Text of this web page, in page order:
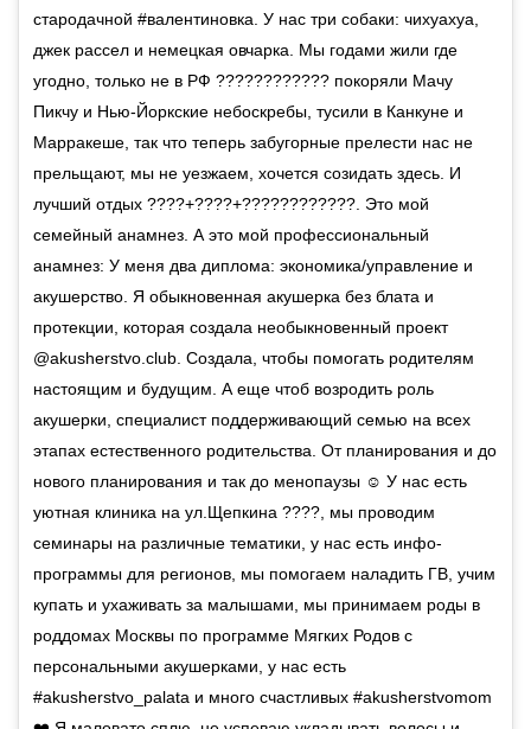
стародачной #валентиновка. У нас три собаки: чихуахуа,
джек рассел и немецкая овчарка. Мы годами жили где
угодно, только не в РФ ???????????? покоряли Мачу
Пикчу и Нью-Йоркские небоскребы, тусили в Канкуне и
Марракеше, так что теперь забугорные прелести нас не
прельщают, мы не уезжаем, хочется созидать здесь. И
лучший отдых ????+????+????????????. Это мой
семейный анамнез. А это мой профессиональный
анамнез: У меня два диплома: экономика/управление и
акушерство. Я обыкновенная акушерка без блата и
протекции, которая создала необыкновенный проект
@akusherstvo.club. Создала, чтобы помогать родителям
настоящим и будущим. А еще чтоб возродить роль
акушерки, специалист поддерживающий семью на всех
этапах естественного родительства. От планирования и до
нового планирования и так до менопаузы ☺️ У нас есть
уютная клиника на ул.Щепкина ????, мы проводим
семинары на различные тематики, у нас есть инфо-
программы для регионов, мы помогаем наладить ГВ, учим
купать и ухаживать за малышами, мы принимаем роды в
роддомах Москвы по программе Мягких Родов с
персональными акушерками, у нас есть
#akusherstvo_palata и много счастливых #akusherstvomom